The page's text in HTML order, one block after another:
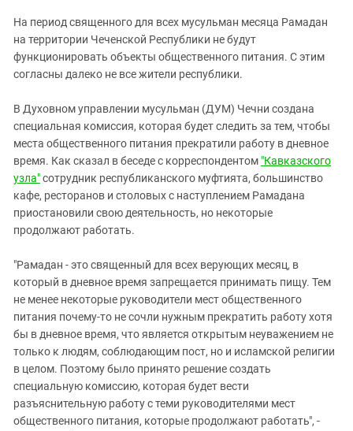
КАВКАЗ ЗА ПАЛЕСТИНУ
ИНАКОМЫСЛИЕ В ЧЕЧНЕ
ПРЕСЛЕДОВАНИЕ АКТИВИСТОВ
МОБИЛИЗАЦИЯ И ПРОТЕСТЫ
Ингушетия
Кабардино-Балкария
Карачаево-Черкесия
Краснодарский край
Нагорный Карабах
Российская Федерация
Ростовская область
Северная Осетия - Алания
Ставропольский край
Чечня
Южная Осетия
Южный Кавказ
На период священного для всех мусульман месяца Рамадан
на территории Чеченской Республики не будут
функционировать объекты общественного питания. С этим
согласны далеко не все жители республики.
В Духовном управлении мусульман (ДУМ) Чечни создана
специальная комиссия, которая будет следить за тем, чтобы
места общественного питания прекратили работу в дневное
время. Как сказал в беседе с корреспондентом "Кавказского
узла"сотрудник республиканского муфтията, большинство
кафе, ресторанов и столовых с наступлением Рамадана
приостановили свою деятельность, но некоторые
продолжают работать.
"Рамадан - это священный для всех верующих месяц, в
который в дневное время запрещается принимать пищу. Тем
не менее некоторые руководители мест общественного
питания почему-то не сочли нужным прекратить работу хотя
бы в дневное время, что является открытым неуважением не
только к людям, соблюдающим пост, но и исламской религии
в целом. Поэтому было принято решение создать
специальную комиссию, которая будет вести
разъяснительную работу с теми руководителями мест
общественного питания, которые продолжают работать", -